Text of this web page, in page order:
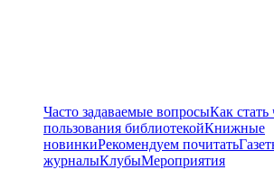
Часто задаваемые вопросыКак стать
пользования библиотекойКнижные
новинкиРекомендуем почитать
журналыКлубыМероприятия